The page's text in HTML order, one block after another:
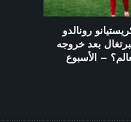
رونالدو
بعد خروجه
– الأسبوع